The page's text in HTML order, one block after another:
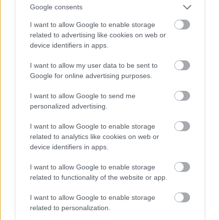
Google consents
I want to allow Google to enable storage
related to advertising like cookies on web or
device identifiers in apps.
I want to allow my user data to be sent to
Google for online advertising purposes.
I want to allow Google to send me
personalized advertising.
I want to allow Google to enable storage
related to analytics like cookies on web or
device identifiers in apps.
I want to allow Google to enable storage
related to functionality of the website or app.
I want to allow Google to enable storage
related to personalization.
Karl Bernauer
lakosság segítségével a terület déli részét teljesen
lebontották, hogy helyére széles, európai
elvárásoknak is megfelelő utcaszerkezetet
nagyarányú beavatkozáson. Ott csak az árvizek
elkerülése miatt egyméteres feltöltésekre, és
macskakövezésekre került sor). 1901 végén az
angolokkal karöltve elkezdték az osztrák-magyar
koncessziós terület közműhálózatának, vezetékes
ivóvízellátásának kiépítését is. 1902-re a zóna
csaknem összes régi-új utcája macskakövezett,
csatornázott, kandeláberekkel kivilágított széles
közút lett. Az új utcaszerkezetű gyarmatot délről a
Zára utca (ma Zijou utca) keletről a Trieszt utca (ma
Shengli út) és a Peking-Feng között közlekedő vasút
kisebb területű olasz koncessziótól. A mocsarak
lecsapolása után a kerületet északon a Nan Jun Ho